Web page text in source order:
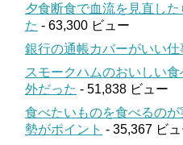
夕食断食で血流を見直し
た - 63,300 ビュー
銀行の通帳カバーがいい仕
スモークハムのおいしい
外だった - 51,838 ビュー
食べたいものを食べるの
勢がポイント - 35,367 ビ